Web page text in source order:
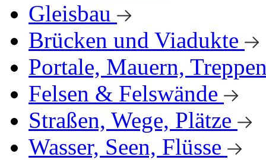
Gleisbau
Brücken und Viadukte
Portale, Mauern,
Felsen & Felswände
Straßen, Wege, Plätze
Wasser, Seen, Flüsse